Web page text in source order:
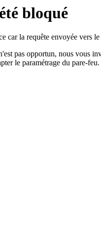
bloqué
la requête envoyée vers
pas opportun, nous vous
le paramétrage du pare-feu.